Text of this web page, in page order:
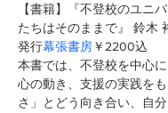
【書籍】『不登校のユニ
たちはそのままで』 鈴木
発行幕張書房￥2200込
本書では、不登校を中心
心の動き、支援の実践を
さ」とどう向き合い、自